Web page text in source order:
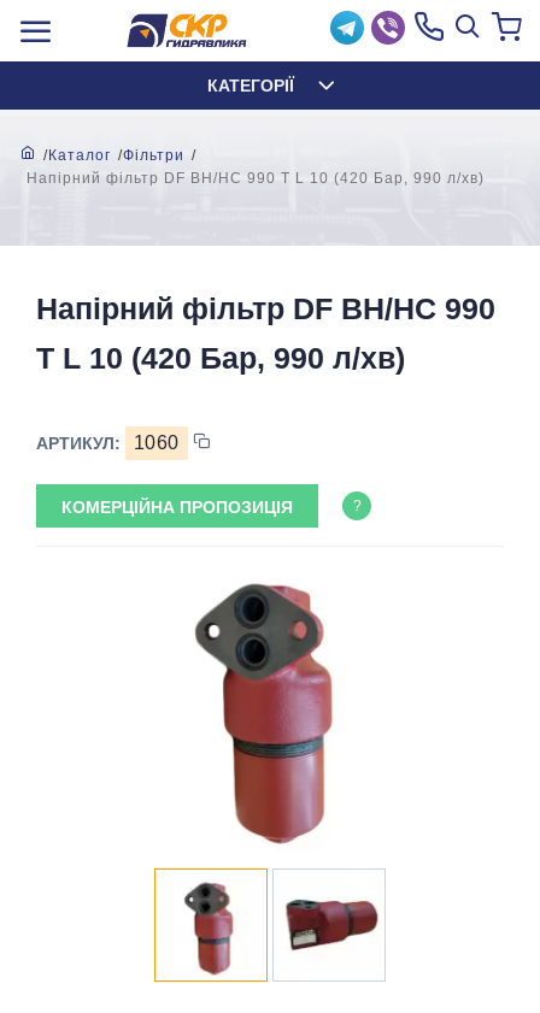
КАТЕГОРІЇ
Каталог
Фільтри
Напірний фільтр DF BH/HC 990 T L 10 (420 Бар, 990 л/хв)
Напірний фільтр DF BH/HC 990
T L 10 (420 Бар, 990 л/хв)
АРТИКУЛ: 1060
КОМЕРЦІЙНА ПРОПОЗИЦІЯ ?